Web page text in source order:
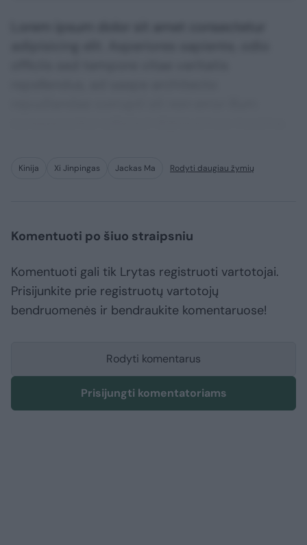
Kinija Xi Jinpingas Jackas Ma Rodyti daugiau žymių
Komentuoti po šiuo straipsniu
Komentuoti gali tik Lrytas registruoti vartotojai.
Prisijunkite prie registruotų vartotojų
bendruomenės ir bendraukite komentaruose!
Rodyti komentarus
Prisijungti komentatoriams